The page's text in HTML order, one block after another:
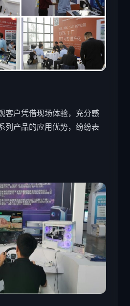
户凭借现场体验，充分感
列产品的应用优势，纷纷表